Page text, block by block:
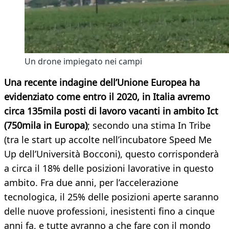
Un drone impiegato nei campi
Una recente indagine dell’Unione Europea ha
evidenziato come entro il 2020, in Italia avremo
circa 135mila posti di lavoro vacanti in ambito Ict
(750mila in Europa); secondo una stima In Tribe
(tra le start up accolte nell’incubatore Speed Me
Up dell’Università Bocconi), questo corrisponderà
a circa il 18% delle posizioni lavorative in questo
ambito. Fra due anni, per l’accelerazione
tecnologica, il 25% delle posizioni aperte saranno
delle nuove professioni, inesistenti fino a cinque
anni fa, e tutte avranno a che fare con il mondo